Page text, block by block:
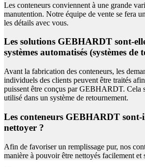
Les conteneurs conviennent à une grande
manutention. Notre équipe de vente se fera
les détails avec vous.
Les solutions GEBHARDT sont-
systèmes automatisés (systèmes de
Avant la fabrication des conteneurs, les
individuels des clients peuvent être traités
puissent être conçus par GEBHARDT. Cela
utilisé dans un système de retournement.
Les conteneurs GEBHARDT sont-
nettoyer ?
Afin de favoriser un remplissage pur, nos
manière à pouvoir être nettoyés facilement et